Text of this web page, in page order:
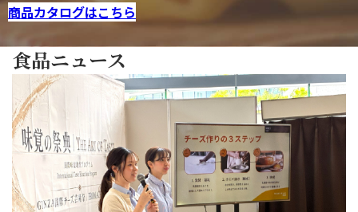
商品カタログはこちら
食品ニュース
2026/07/21
THE
ART
OF
TASTE
味
「THE
ART
OF